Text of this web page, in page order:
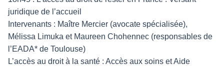
juridique de l’accueil
Intervenants : Maître Mercier (avocate spécialisée),
Mélissa Limuka et Maureen Chohennec (responsables de
l’EADA* de Toulouse)
L’accès au droit à la santé : Accès aux soins et Aide